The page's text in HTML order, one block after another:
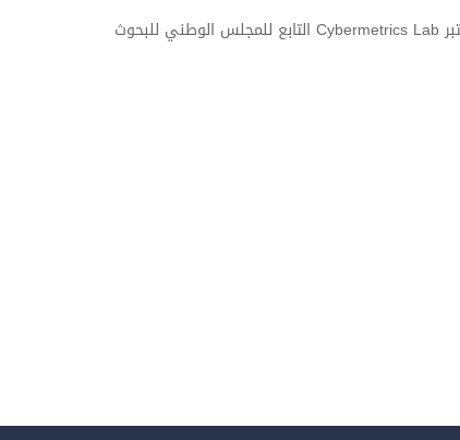
جامعة المسيلة تحلق عالميا وتتربع على الصدارة الوطنية بتقدم 174 مرتبة في تصنيف “Webometrics” وفقا للتقرير الرسمي الصادر عن مختبر Cybermetrics Lab التابع للمجلس الوطني للبحوث